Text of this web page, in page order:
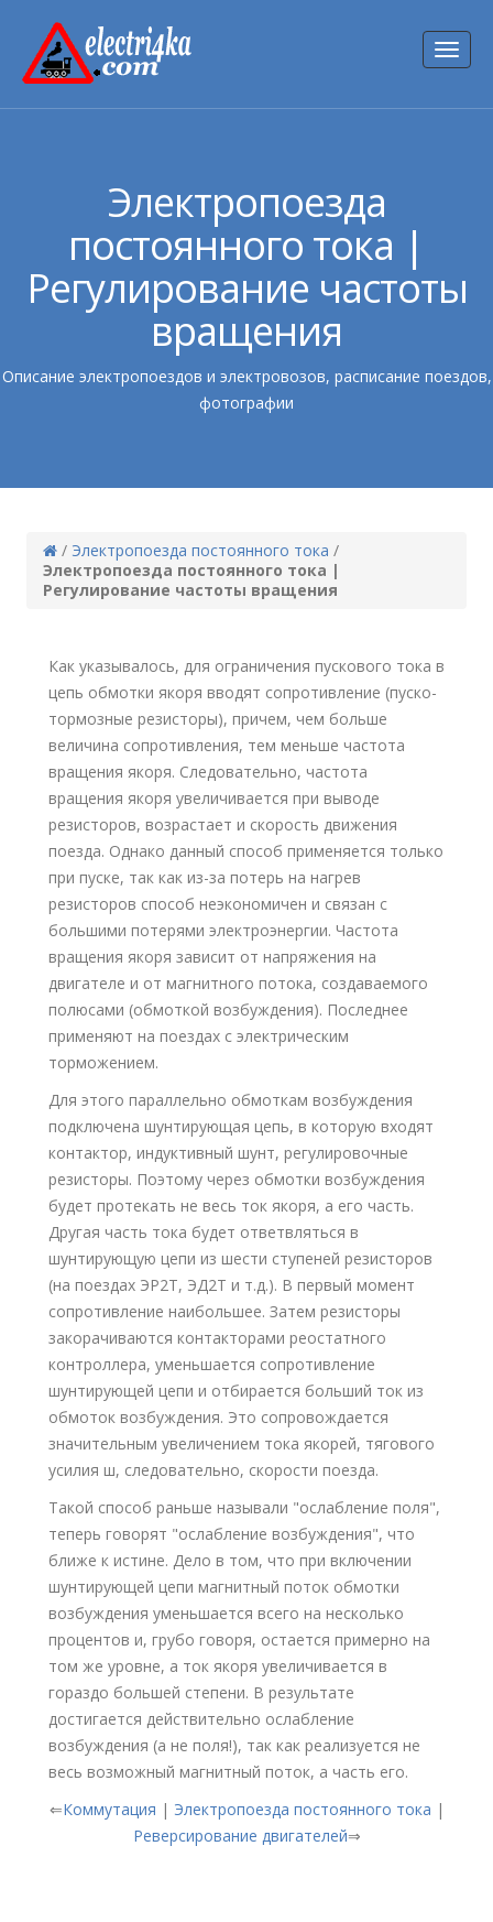
Электропоезда
постоянного тока |
Регулирование частоты
вращения
Описание электропоездов и электровозов, расписание поездов,
фотографии
/ Электропоезда постоянного тока /
Электропоезда постоянного тока |
Регулирование частоты вращения
Как указывалось, для ограничения пускового тока в
цепь обмотки якоря вводят сопротивление (пуско-
тормозные резисторы), причем, чем больше
величина сопротивления, тем меньше частота
вращения якоря. Следовательно, частота
вращения якоря увеличивается при выводе
резисторов, возрастает и скорость движения
поезда. Однако данный способ применяется только
при пуске, так как из-за потерь на нагрев
резисторов способ неэкономичен и связан с
большими потерями электроэнергии. Частота
вращения якоря зависит от напряжения на
двигателе и от магнитного потока, создаваемого
полюсами (обмоткой возбуждения). Последнее
применяют на поездах с электрическим
торможением.
Для этого параллельно обмоткам возбуждения
подключена шунтирующая цепь, в которую входят
контактор, индуктивный шунт, регулировочные
резисторы. Поэтому через обмотки возбуждения
будет протекать не весь ток якоря, а его часть.
Другая часть тока будет ответвляться в
шунтирующую цепи из шести ступеней резисторов
(на поездах ЭР2Т, ЭД2Т и т.д.). В первый момент
сопротивление наибольшее. Затем резисторы
закорачиваются контакторами реостатного
контроллера, уменьшается сопротивление
шунтирующей цепи и отбирается больший ток из
обмоток возбуждения. Это сопровождается
значительным увеличением тока якорей, тягового
усилия ш, следовательно, скорости поезда.
Такой способ раньше называли "ослабление поля",
теперь говорят "ослабление возбуждения", что
ближе к истине. Дело в том, что при включении
шунтирующей цепи магнитный поток обмотки
возбуждения уменьшается всего на несколько
процентов и, грубо говоря, остается примерно на
том же уровне, а ток якоря увеличивается в
гораздо большей степени. В результате
достигается действительно ослабление
возбуждения (а не поля!), так как реализуется не
весь возможный магнитный поток, а часть его.
⇐Коммутация | Электропоезда постоянного тока |
Реверсирование двигателей⇒